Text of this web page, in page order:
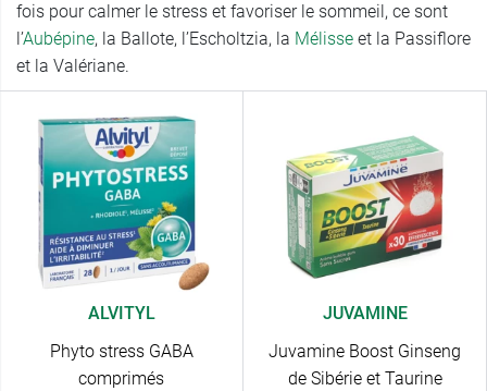
fois pour calmer le stress et favoriser le sommeil, ce sont
l’Aubépine, la Ballote, l’Escholtzia, la Mélisse et la Passiflore
et la Valériane.
ALVITYL
Phyto stress GABA
comprimés
JUVAMINE
Juvamine Boost Ginseng
de Sibérie et Taurine